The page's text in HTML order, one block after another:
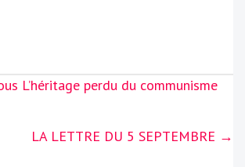
L’héritage perdu du communisme
LA LETTRE DU 5 SEPTEMBRE →